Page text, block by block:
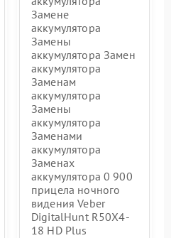
Замене
аккумулятора
Замены
аккумулятора Замен
аккумулятора
Заменам
аккумулятора
Замены
аккумулятора
Заменами
аккумулятора
Заменах
аккумулятора 0 900
прицела ночного
видения Veber
DigitalHunt R50X4-
18 HD Plus